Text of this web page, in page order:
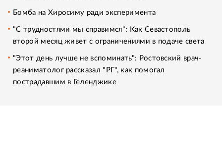
Бомба на Хиросиму ради эксперимента
"С трудностями мы справимся": Как Севастополь
второй месяц живет с ограничениями в подаче света
"Этот день лучше не вспоминать": Ростовский врач-
реаниматолог рассказал "РГ", как помогал
пострадавшим в Геленджике